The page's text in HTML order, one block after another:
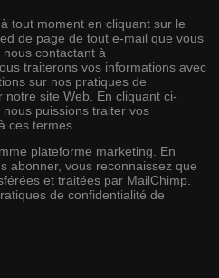
tout moment en cliquant sur le
de page de tout e-mail que vous
contactant à
traiterons vos informations avec
sur nos pratiques de
site Web. En cliquant ci-
puissions traiter vos
ces termes.
plateforme marketing. En
abonner, vous reconnaissez que
et traitées par MailChimp.
de confidentialité de